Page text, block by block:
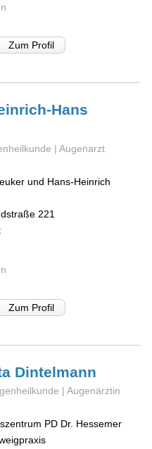
Zum Profil
Hans
| Augenarzt
und Hans-Heinrich
221
Zum Profil
Dintelmann
| Augenärztin
PD Dr. Hessemer